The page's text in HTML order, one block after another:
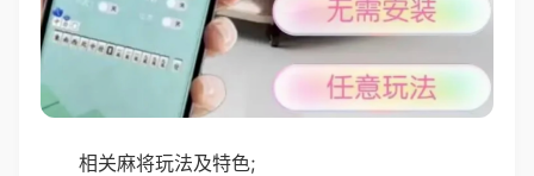
相关麻将玩法及特色;